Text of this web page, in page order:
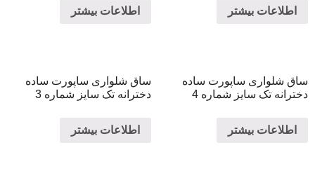
اطلاعات بیشتر اطلاعات بیشتر
ساق شلواری ساپورت ساده
دخترانه تک سایز شماره 4
اطلاعات بیشتر
ساق شلواری ساپورت ساده
دخترانه تک سایز شماره 3
اطلاعات بیشتر